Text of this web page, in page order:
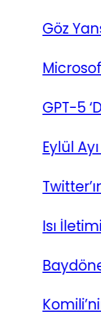
Göz
Microsoft,
GPT-5
Eylül Ayı
Twitter’ın
Isı İletiminin
Baydöner,
Komili’nin